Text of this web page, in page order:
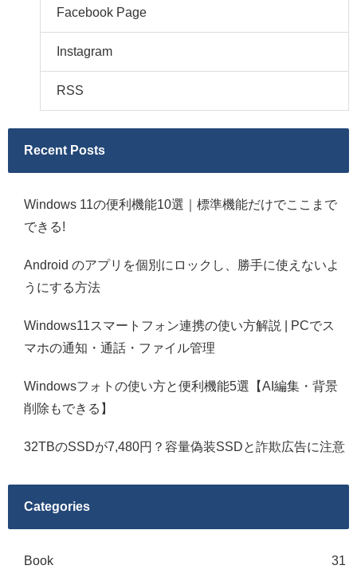
Facebook Page
Instagram
RSS
Recent Posts
Windows 11の便利機能10選｜標準機能だけでここまで
できる!
Android のアプリを個別にロックし、勝手に使えないよ
うにする方法
Windows11スマートフォン連携の使い方解説 | PCでス
マホの通知・通話・ファイル管理
Windowsフォトの使い方と便利機能5選【AI編集・背景
削除もできる】
32TBのSSDが7,480円？容量偽装SSDと詐欺広告に注意
Categories
Book 31